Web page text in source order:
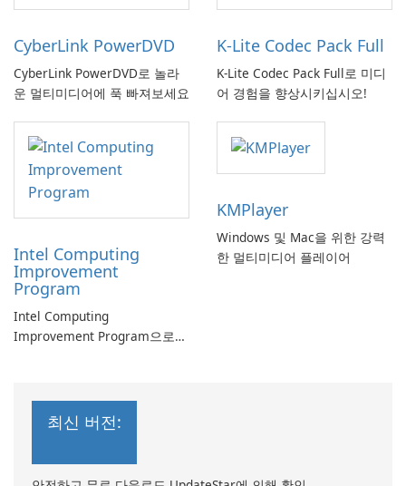
CyberLink PowerDVD
CyberLink PowerDVD로 놀라
운 멀티미디어에 푹 빠져보세요
K-Lite Codec Pack Full
K-Lite Codec Pack Full로 미디
어 경험을 향상시키십시오!
Intel Computing
Improvement
Program
Intel Computing
Improvement Program으로
KMPlayer
Windows 및 Mac을 위한 강력
한 멀티미디어 플레이어
최신 버전: